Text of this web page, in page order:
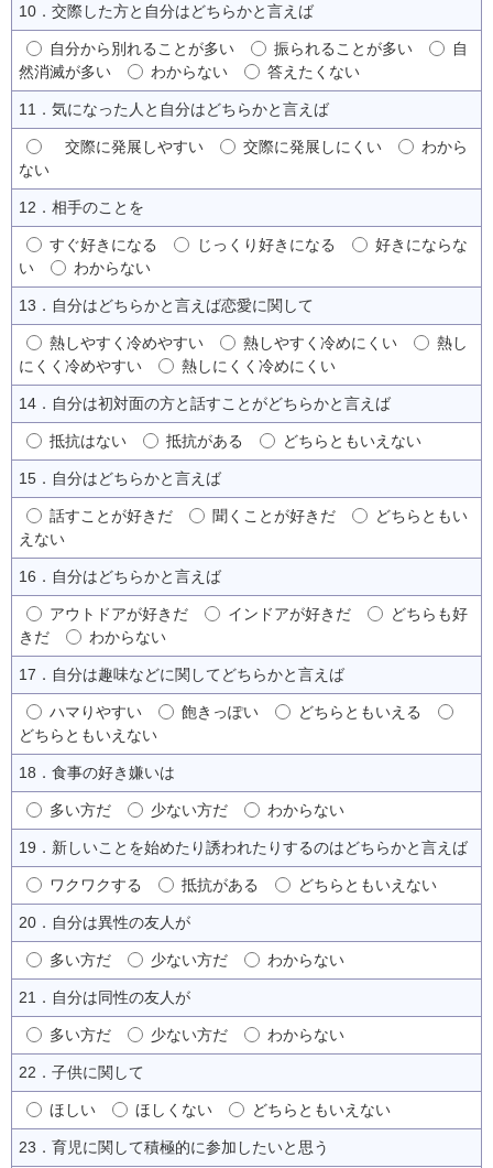
10．交際した方と自分はどちらかと言えば
自分から別れることが多い 振られることが多い
自
然消滅が多い
わからない 答えたくない
11．気になった人と自分はどちらかと言えば
交際に発展しやすい 交際に発展しにくい
わから
ない
12．相手のことを
すぐ好きになる じっくり好きになる
好きにならな
い
わからない
13．自分はどちらかと言えば恋愛に関して
熱しやすく冷めやすい 熱しやすく冷めにくい
熱し
にくく冷めやすい
熱しにくく冷めにくい
14．自分は初対面の方と話すことがどちらかと言えば
抵抗はない 抵抗がある どちらともいえない
15．自分はどちらかと言えば
話すことが好きだ 聞くことが好きだ
どちらともい
えない
16．自分はどちらかと言えば
アウトドアが好きだ インドアが好きだ
どちらも好
きだ
わからない
17．自分は趣味などに関してどちらかと言えば
ハマりやすい 飽きっぽい
どちらともいえる
どちらともいえない
18．食事の好き嫌いは
多い方だ 少ない方だ わからない
19．新しいことを始めたり誘われたりするのはどちらかと言えば
ワクワクする 抵抗がある どちらともいえない
20．自分は異性の友人が
多い方だ 少ない方だ わからない
21．自分は同性の友人が
多い方だ 少ない方だ わからない
22．子供に関して
ほしい ほしくない どちらともいえない
23．育児に関して積極的に参加したいと思う